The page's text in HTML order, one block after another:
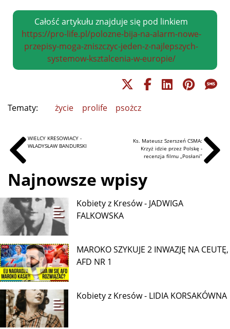
Całość artykułu znajduje się pod linkiem
https://pro-life.pl/polozne-bija-na-alarm-nowe-
przepisy-moga-zniszczyc-jeden-z-najlepszych-
systemow-ksztalcenia-w-europie/
Tematy: życie prolife psożcz
WIELCY KRESOWIACY -
WŁADYSŁAW BANDURSKI
Ks. Mateusz Szerszeń CSMA:
Krzyż idzie przez Polskę -
recenzja filmu „Posłani”
Najnowsze wpisy
Kobiety z Kresów - JADWIGA
FALKOWSKA
MAROKO SZYKUJE 2 INWAZJĘ NA CEUTĘ,
AFD NR 1
Kobiety z Kresów - LIDIA KORSAKÓWNA